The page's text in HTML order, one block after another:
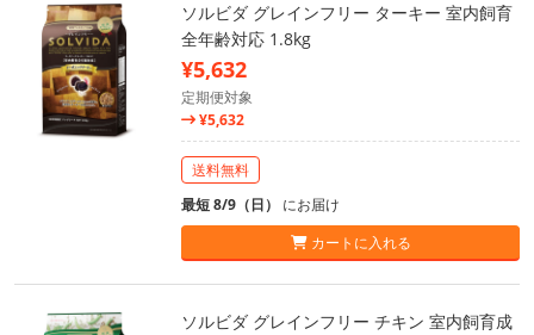
ソルビダ グレインフリー ターキー 室内飼育
全年齢対応 1.8kg
¥5,632
定期便対象
¥5,632
送料無料
最短 8/9（日） にお届け
カートに入れる
ソルビダ グレインフリー チキン 室内飼育成